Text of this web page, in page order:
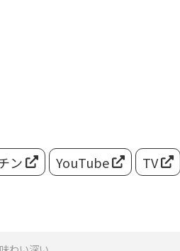
ン YouTube TV